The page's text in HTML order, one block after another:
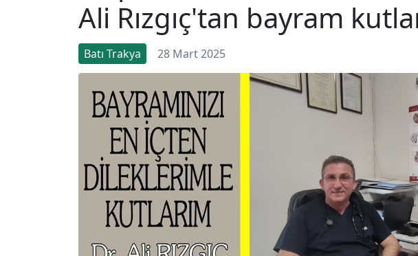
Ali Rızgıç'tan bayram
Batı Trakya 28 Mart 2025